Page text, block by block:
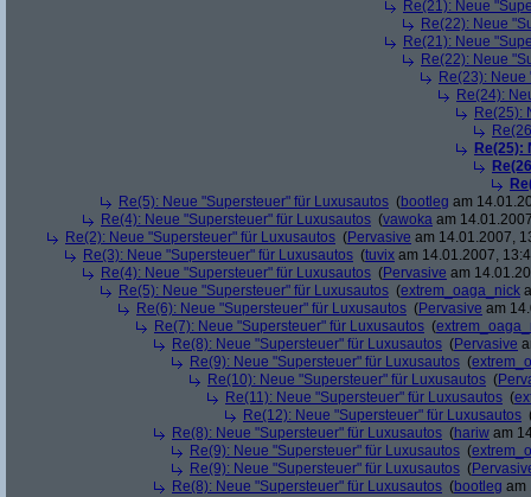
Re(21): Neue
Re(22): Neue
Re(21): Neue
Re(22): Neue
Re(23):
Re(24):
Re(25):
Re(25):
Re(5): Neue "Supersteuer" für Luxusautos (bootleg am
Re(4): Neue "Supersteuer" für Luxusautos (vawoka am
Re(2): Neue "Supersteuer" für Luxusautos (Pervasive am 14.01.2007,
Re(3): Neue "Supersteuer" für Luxusautos (tuvix am 14.01.2007,
Re(4): Neue "Supersteuer" für Luxusautos (Pervasive am
Re(5): Neue "Supersteuer" für Luxusautos (extrem_oaga_nick
Re(6): Neue "Supersteuer" für Luxusautos (Pervasive am
Re(7): Neue "Supersteuer" für Luxusautos (
Re(8): Neue "Supersteuer" für Luxusautos (Pervasive
Re(9): Neue "Supersteuer" für Luxusautos (
Re(10): Neue "Supersteuer" für Luxusautos (
Re(11): Neue "Supersteuer" für Luxusautos (
Re(12): Neue "Supersteuer" für Luxusautos
Re(8): Neue "Supersteuer" für Luxusautos (hariw am
Re(9): Neue "Supersteuer" für Luxusautos (
Re(9): Neue "Supersteuer" für Luxusautos (
Re(8): Neue "Supersteuer" für Luxusautos (bootleg am